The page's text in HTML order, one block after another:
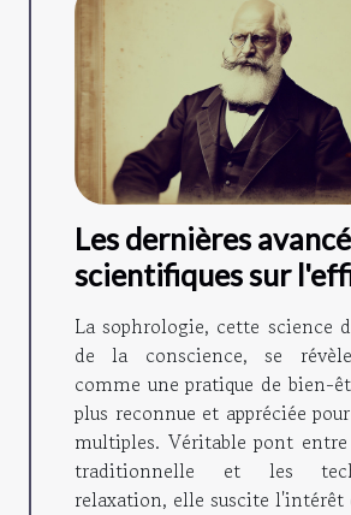
Les dernières
scientifiques sur
de la sophrologie
La sophrologie, cette science
de la conscience, se révèle
comme une pratique de bien-
plus reconnue et appréciée
multiples. Véritable pont
traditionnelle et les
relaxation, elle suscite l'intérêt